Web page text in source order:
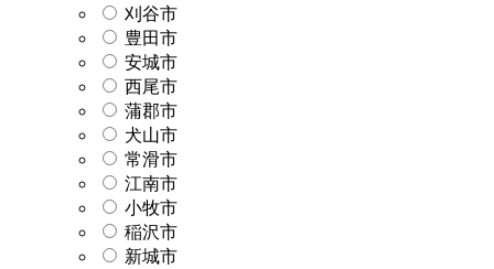
刈谷市
豊田市
安城市
西尾市
蒲郡市
犬山市
常滑市
江南市
小牧市
稲沢市
新城市